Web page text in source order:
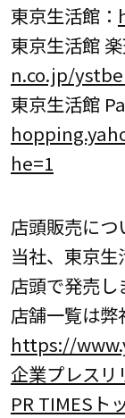
東京生活館：
東京生活館
n.co.jp/
東京生活館
he=1
店頭販売につ
当社、東京
店頭で発売し
店舗一覧は弊
https://
企業プレスリ
PR TIMESト